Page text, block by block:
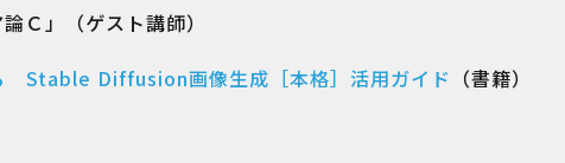
Ｃ」（ゲスト講師）
Stable Diffusion画像生成［本格］活用ガイド （書籍）